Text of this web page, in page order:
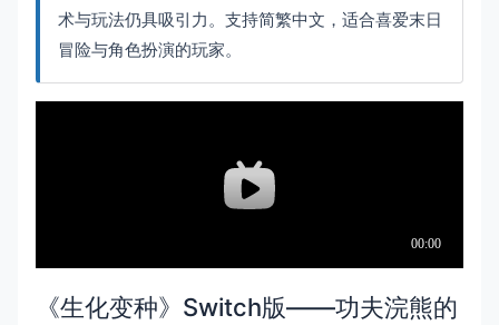
术与玩法仍具吸引力。支持简繁中文，适合喜爱末日
冒险与角色扮演的玩家。
《生化变种》Switch版——功夫浣熊的